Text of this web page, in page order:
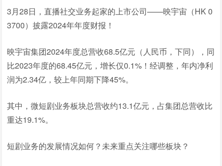
3月28日，直播社交业务起家的上市公司——映宇宙（HK 0
3700）披露2024年年度财报！
映宇宙集团2024年度总营收68.5亿元（人民币，下同），同
比2023年度的68.45亿元，增长仅0.1%！经调整，年内净利
润为2.34亿，较上年同期下降45%。
其中，微短剧业务板块总营收约13.1亿元，占集团总营收比
重达19.1%。
短剧业务的发展情况如何？未来重点关注哪些板块？